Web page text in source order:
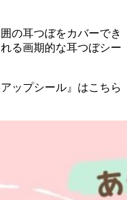
の耳つぼをカバーでき
る画期的な耳つぼシー
ップシール』はこちら